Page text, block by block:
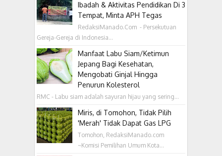
Ibadah & Aktivitas Pendidikan Di 3
Tempat, Minta APH Tegas
RedaksiManado.Com - Persekutuan
Gereja-Gereja di Indonesia...
Manfaat Labu Siam/Ketimun
Jepang Bagi Kesehatan,
Mengobati Ginjal Hingga
Penurun Kolesterol
RMC - Labu siam adalah sayuran hijau yang sering...
Miris, di Tomohon, Tidak Pilih
'Merah' Tidak Dapat Gas LPG
Tomohon, RedaksiManado.com
~Komisi Pemilihan Umum Kota...